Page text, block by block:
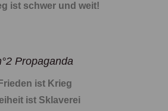
ist schwer und weit!
Propaganda
Frieden ist Krieg
ist Sklaverei